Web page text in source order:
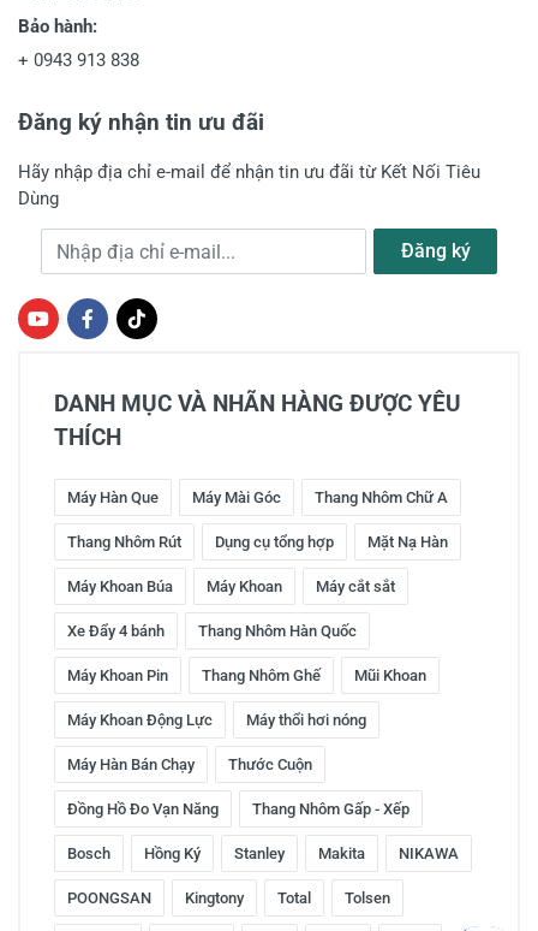
Bảo hành:
+ 0943 913 838
Đăng ký nhận tin ưu đãi
Hãy nhập địa chỉ e-mail để nhận tin ưu đãi từ Kết Nối Tiêu
Dùng
Địa chỉ e-mail Đăng ký
DANH MỤC VÀ NHÃN HÀNG ĐƯỢC YÊU
THÍCH
Máy Hàn Que Máy Mài Góc Thang Nhôm Chữ A
Thang Nhôm Rút Dụng cụ tổng hợp Mặt Nạ Hàn
Máy Khoan Búa Máy Khoan Máy cắt sắt
Xe Đẩy 4 bánh Thang Nhôm Hàn Quốc
Máy Khoan Pin Thang Nhôm Ghế Mũi Khoan
Máy Khoan Động Lực Máy thổi hơi nóng
Máy Hàn Bán Chạy Thước Cuộn
Đồng Hồ Đo Vạn Năng Thang Nhôm Gấp - Xếp
Bosch Hồng Ký Stanley Makita NIKAWA
POONGSAN Kingtony Total Tolsen